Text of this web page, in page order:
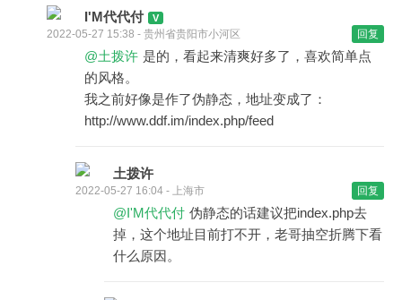
I'M代代付
2022-05-27 15:38 - 贵州省贵阳市小河区 回复
@土拨许 是的，看起来清爽好多了，喜欢简单点
的风格。
我之前好像是作了伪静态，地址变成了：
http://www.ddf.im/index.php/feed
土拨许
2022-05-27 16:04 - 上海市 回复
@I'M代代付 伪静态的话建议把index.php去
掉，这个地址目前打不开，老哥抽空折腾下看
什么原因。